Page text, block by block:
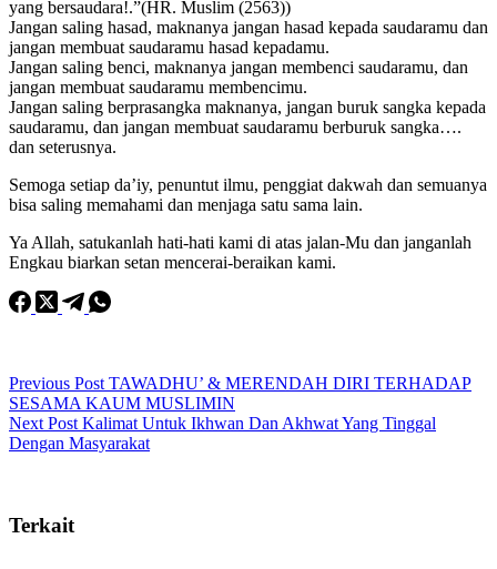
yang bersaudara!.”(HR. Muslim (2563))
Jangan saling hasad, maknanya jangan hasad kepada saudaramu dan
jangan membuat saudaramu hasad kepadamu.
Jangan saling benci, maknanya jangan membenci saudaramu, dan
jangan membuat saudaramu membencimu.
Jangan saling berprasangka maknanya, jangan buruk sangka kepada
saudaramu, dan jangan membuat saudaramu berburuk sangka….
dan seterusnya.
Semoga setiap da’iy, penuntut ilmu, penggiat dakwah dan semuanya
bisa saling memahami dan menjaga satu sama lain.
Ya Allah, satukanlah hati-hati kami di atas jalan-Mu dan janganlah
Engkau biarkan setan mencerai-beraikan kami.
Previous Post TAWADHU’ & MERENDAH DIRI TERHADAP
SESAMA KAUM MUSLIMIN
Next Post Kalimat Untuk Ikhwan Dan Akhwat Yang Tinggal
Dengan Masyarakat
Terkait